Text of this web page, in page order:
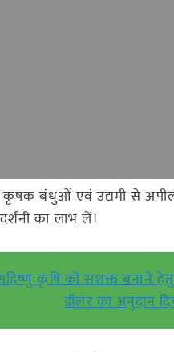
कृषक बंधुओं एवं उद्यमी से
का लाभ लें।
कृषि को सशक्त बनाने
डॉलर का अनुदान